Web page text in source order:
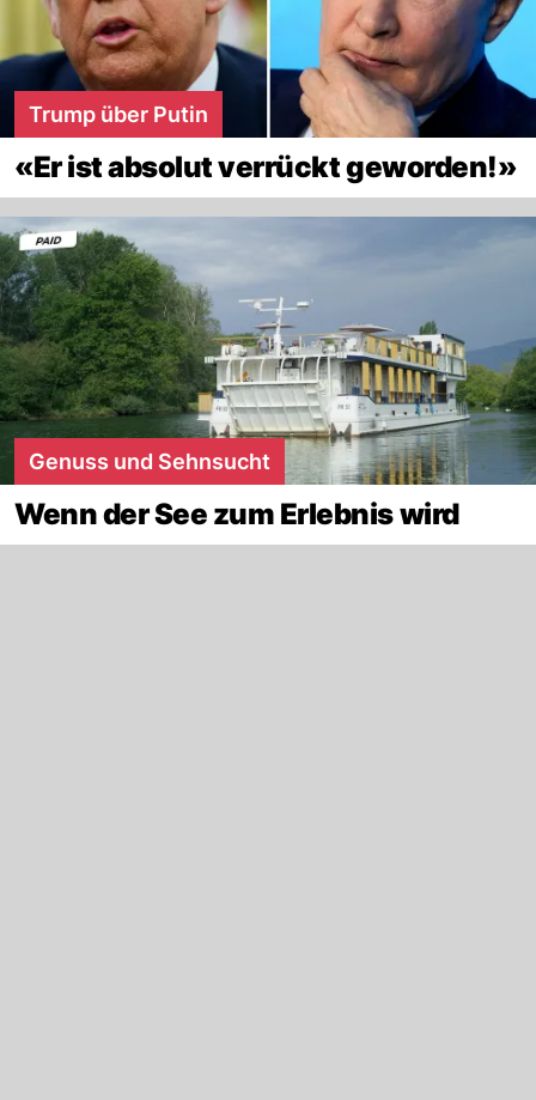
Trump über Putin
«Er ist absolut verrückt geworden!»
Genuss und Sehnsucht
Wenn der See zum Erlebnis wird